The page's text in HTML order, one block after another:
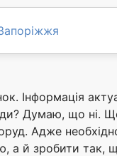
Інформація
Думаю, що ні.
Адже
а й зробити так,